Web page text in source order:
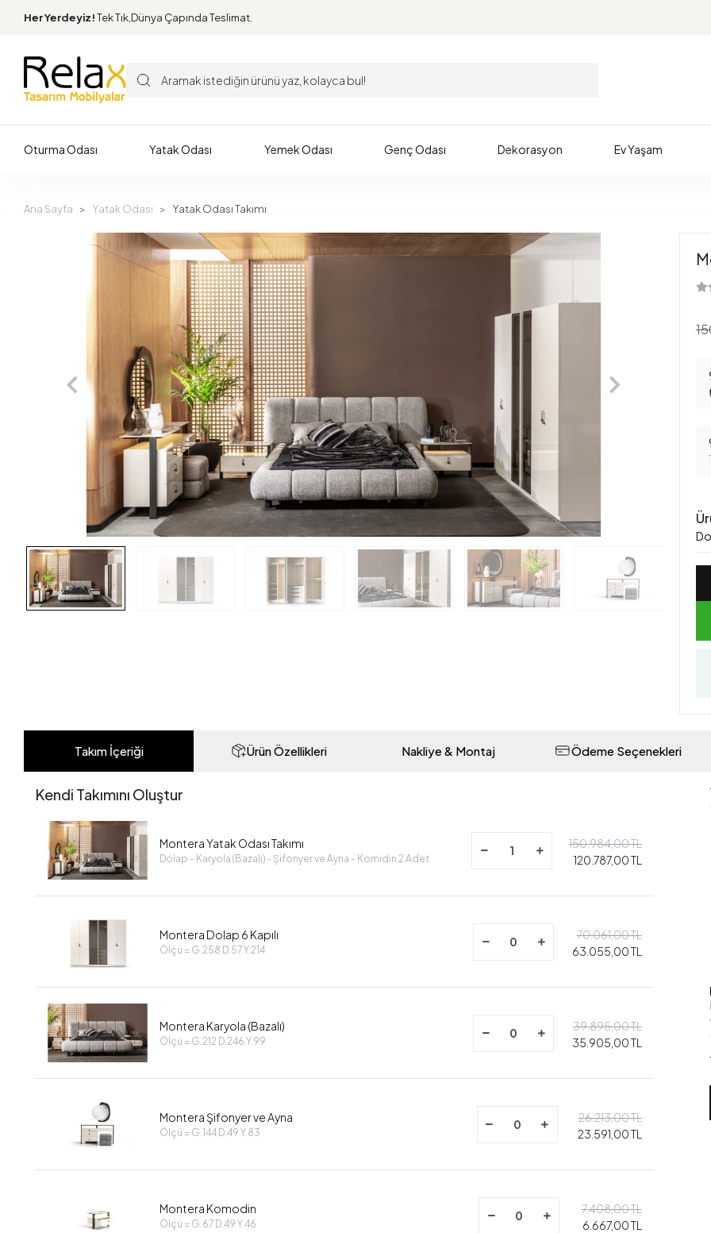
Her Yerdeyiz!Tek Tık,Dünya Çapında Teslimat.
Oturma Odası Yatak Odası Yemek Odası Genç Odası Dekorasyon Ev Yaşam
Ana Sayfa Yatak Odası Yatak Odası Takımı
Takım İçeriği Ürün Özellikleri Nakliye & Montaj Ödeme Seçenekleri
Kendi Takımını Oluştur
Montera Yatak Odası Takımı
Dolap - Karyola (Bazalı) - Şifonyer ve Ayna - Komidin 2 Adet
150.984,00 TL
120.787,00 TL
Montera Dolap 6 Kapılı
Ölçü = G.258 D.57 Y.214
70.061,00 TL
63.055,00 TL
Montera Karyola (Bazalı)
Ölçü = G.212 D.246 Y.99
39.895,00 TL
35.905,00 TL
Montera Şifonyer ve Ayna
Ölçü = G.144 D.49 Y.83
26.213,00 TL
23.591,00 TL
Montera Komodin
Ölçü = G.67 D.49 Y.46
7.408,00 TL
6.667,00 TL